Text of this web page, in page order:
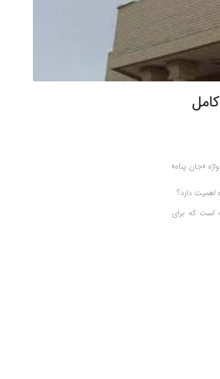
«جان پناه»
اهمیت دارد؟
است که برای